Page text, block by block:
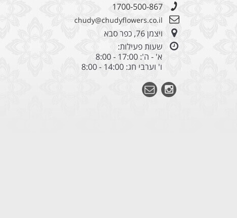
1700-500-867
chudy@chudyflowers.co.il
ויצמן 76, כפר סבא
שעות פעילות:
א' - ה': 17:00 - 8:00
ו' וערבי חג: 14:00 - 8:00